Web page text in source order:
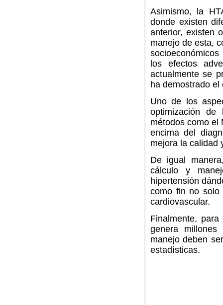
Asimismo, la
donde existen
anterior, existen
manejo de esta,
los efectos
actualmente se
ha demostrado
Uno de los
optimización de
métodos como el
encima del
mejora la calidad
De igual
cálculo y
hipertensión
como fin no solo
cardiovascular.
Finalmente,
genera
manejo deben
estadísticas.